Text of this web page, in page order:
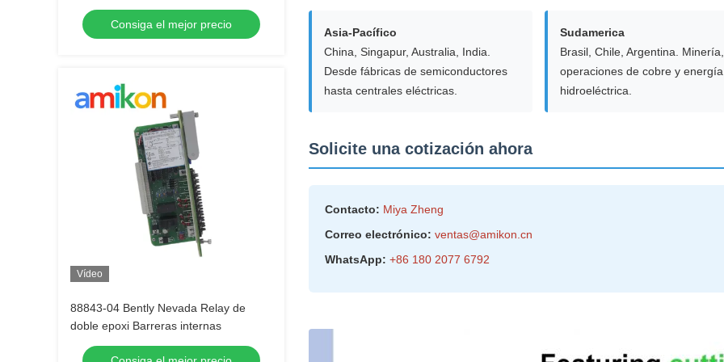
epoxi
Consiga el mejor precio
Vídeo
88843-04 Bently Nevada Relay de
doble epoxi Barreras internas
Asia-Pacífico
China, Singapur, Australia, India.
Desde fábricas de semiconductores
hasta centrales eléctricas.
Sudamerica
Brasil, Chile, Argentina. Minería,
operaciones de cobre y energía
hidroeléctrica.
Solicite una cotización ahora
Contacto: Miya Zheng
Correo electrónico: ventas@amikon.cn
WhatsApp: +86 180 2077 6792